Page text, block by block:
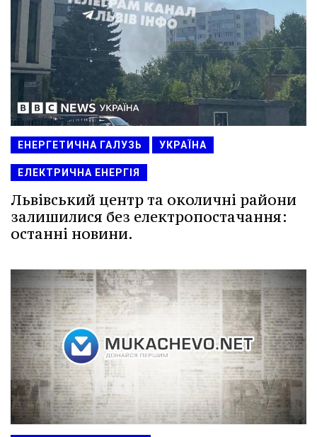
ЕНЕРГЕТИЧНА ГАЛУЗЬ УКРАЇНА
ЕЛЕКТРИЧНА ЕНЕРГІЯ
Львівський центр та околичні райони
залишилися без електропостачання:
останні новини.